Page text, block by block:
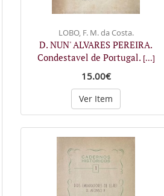
LOBO, F. M. da Costa.
D. NUN' ALVARES PEREIRA.
Condestavel de Portugal. [...]
15.00€
Ver Item